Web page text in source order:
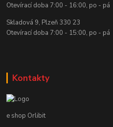
Otevírací doba 7:00 - 16:00, po - pá
Skladová 9, Plzeň 330 23
Otevírací doba 7:00 - 15:00, po - pá
Kontakty
e shop Orlibit